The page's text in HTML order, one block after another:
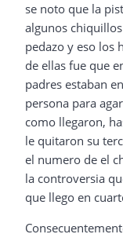
se noto que la
algunos
pedazo y eso los
de ellas fue que
padres estaban
persona para
como llegaron,
le quitaron su
el numero de el
la controversia
que llego en